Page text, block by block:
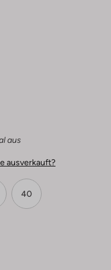
aus
ausverkauft?
40